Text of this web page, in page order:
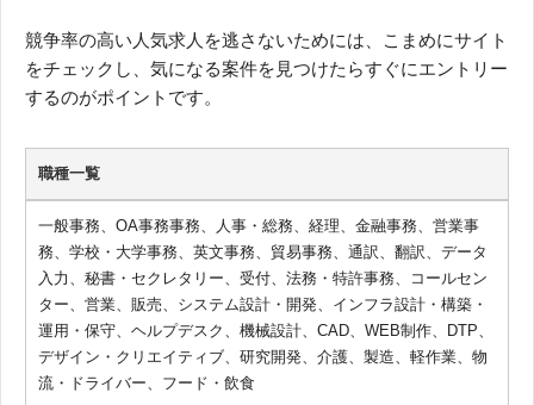
競争率の高い人気求人を逃さないためには、こまめにサイト
をチェックし、気になる案件を見つけたらすぐにエントリー
するのがポイントです。
職種一覧
一般事務、OA事務事務、人事・総務、経理、金融事務、営業事
務、学校・大学事務、英文事務、貿易事務、通訳、翻訳、データ
入力、秘書・セクレタリー、受付、法務・特許事務、コールセン
ター、営業、販売、システム設計・開発、インフラ設計・構築・
運用・保守、ヘルプデスク、機械設計、CAD、WEB制作、DTP、
デザイン・クリエイティブ、研究開発、介護、製造、軽作業、物
流・ドライバー、フード・飲食